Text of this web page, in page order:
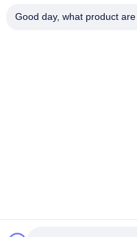
Good day, what product